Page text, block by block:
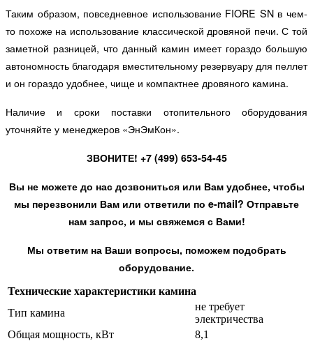
Таким образом, повседневное использование FIORE SN в чем-
то похоже на использование классической дровяной печи. С той
заметной разницей, что данный камин имеет гораздо большую
автономность благодаря вместительному резервуару для пеллет
и он гораздо удобнее, чище и компактнее дровяного камина.
Наличие и сроки поставки отопительного оборудования
уточняйте у менеджеров «ЭнЭмКон».
ЗВОНИТЕ! +7 (499) 653-54-45
Вы не можете до нас дозвониться или Вам удобнее, чтобы
мы перезвонили Вам или ответили по e-mail? Отправьте
нам запрос, и мы свяжемся с Вами!
Мы ответим на Ваши вопросы, поможем подобрать
оборудование.
Технические характеристики камина
Тип камина
не требует
электричества
Общая мощность, кВт
8,1